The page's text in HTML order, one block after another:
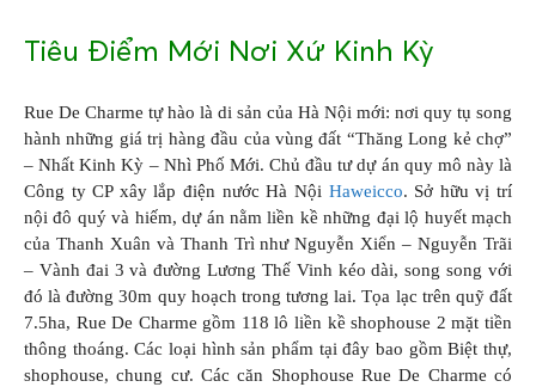
Tiêu Điểm Mới Nơi Xứ Kinh Kỳ
Rue De Charme tự hào là di sản của Hà Nội mới: nơi quy tụ song
hành những giá trị hàng đầu của vùng đất “Thăng Long kẻ chợ”
– Nhất Kinh Kỳ – Nhì Phố Mới. Chủ đầu tư dự án quy mô này là
Công ty CP xây lắp điện nước Hà Nội Haweicco. Sở hữu vị trí
nội đô quý và hiếm, dự án nằm liền kề những đại lộ huyết mạch
của Thanh Xuân và Thanh Trì như Nguyễn Xiển – Nguyễn Trãi
– Vành đai 3 và đường Lương Thế Vinh kéo dài, song song với
đó là đường 30m quy hoạch trong tương lai. Tọa lạc trên quỹ đất
7.5ha, Rue De Charme gồm 118 lô liền kề shophouse 2 mặt tiền
thông thoáng. Các loại hình sản phẩm tại đây bao gồm Biệt thự,
shophouse, chung cư. Các căn Shophouse Rue De Charme có